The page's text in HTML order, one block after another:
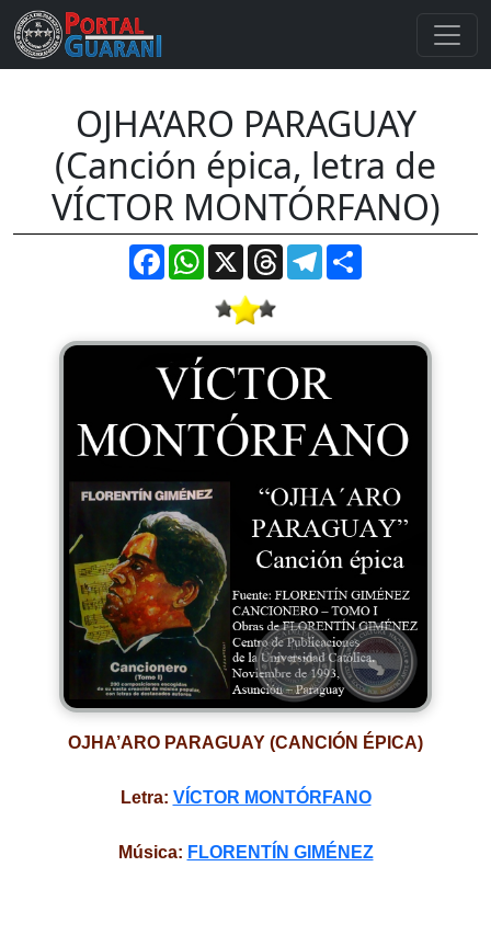
OJHA’ARO PARAGUAY
(Canción épica, letra de
VÍCTOR MONTÓRFANO)
FacebookWhatsApp
X ThreadsTelegram
OJHA’ARO PARAGUAY (CANCIÓN ÉPICA)
Letra: VÍCTOR MONTÓRFANO
Música: FLORENTÍN GIMÉNEZ